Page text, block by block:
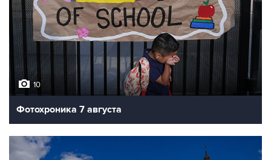
10
Фотохроника 7 августа